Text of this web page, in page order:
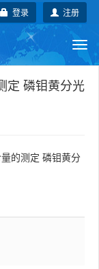
注册
登录
地方标准
定 磷钼黄分光
的测定 磷钼黄分